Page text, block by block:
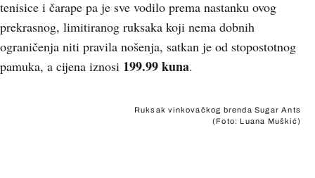
tenisice i čarape pa je sve vodilo prema nastanku ovog
prekrasnog, limitiranog ruksaka koji nema dobnih
ograničenja niti pravila nošenja, satkan je od stopostotnog
pamuka, a cijena iznosi 199.99 kuna.
Ruksak vinkovačkog brenda Sugar Ants
(Foto: Luana Muškić)